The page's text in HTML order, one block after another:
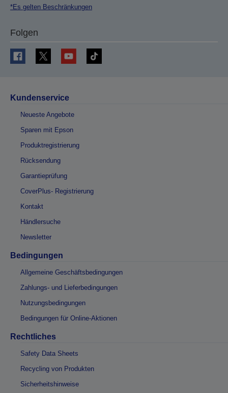
*Es gelten Beschränkungen
Folgen
Kundenservice
Neueste Angebote
Sparen mit Epson
Produktregistrierung
Rücksendung
Garantieprüfung
CoverPlus- Registrierung
Kontakt
Händlersuche
Newsletter
Bedingungen
Allgemeine Geschäftsbedingungen
Zahlungs- und Lieferbedingungen
Nutzungsbedingungen
Bedingungen für Online-Aktionen
Rechtliches
Safety Data Sheets
Recycling von Produkten
Sicherheitshinweise